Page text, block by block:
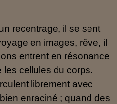
recentrage, il se sent
en images, rêve, il
entrent en résonance
les cellules du corps.
librement avec
enraciné ; quand des